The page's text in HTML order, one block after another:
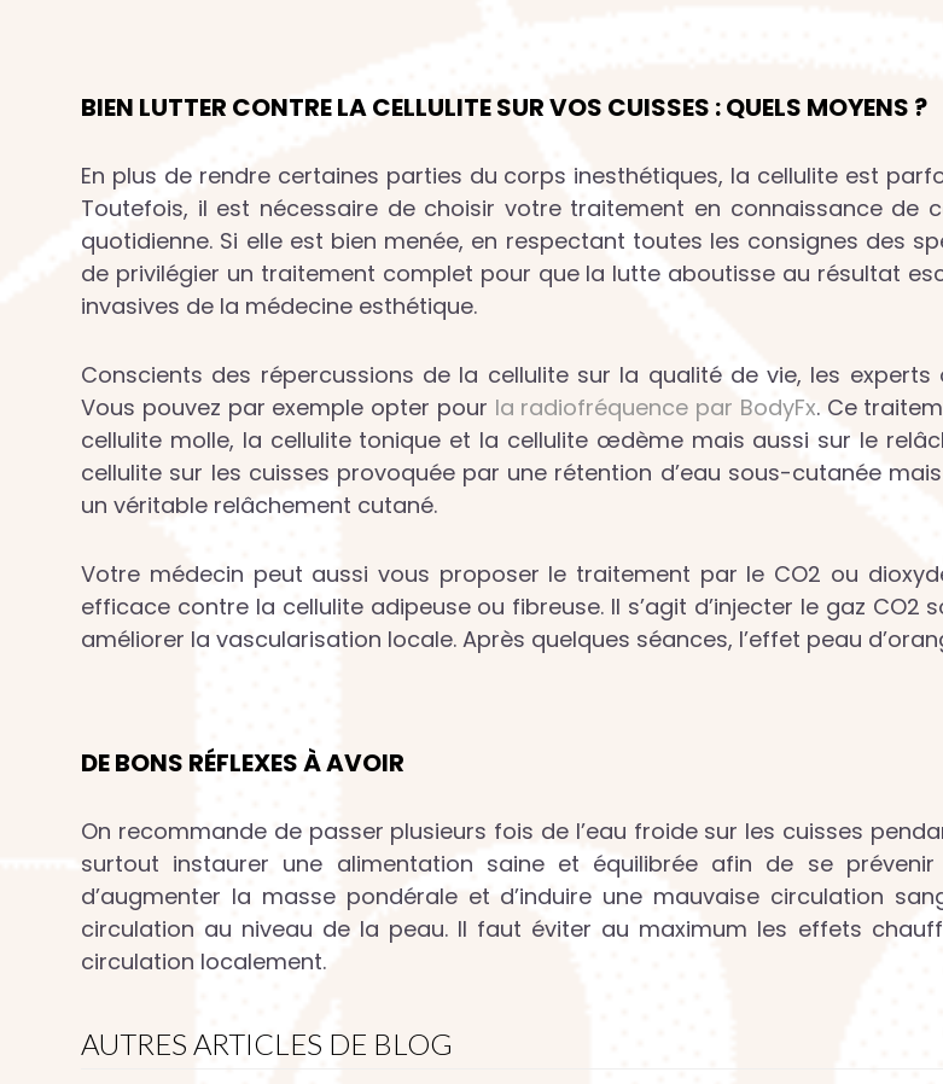
BIEN LUTTER CONTRE LA CELLULITE SUR VOS CUISSES : QUELS MOYENS ?
En plus de rendre certaines parties du corps inesthétiques, la cellulite est
Toutefois, il est nécessaire de choisir votre traitement en connaissance
quotidienne. Si elle est bien menée, en respectant toutes les consignes des
de privilégier un traitement complet pour que la lutte aboutisse au résultat
invasives de la médecine esthétique.
Conscients des répercussions de la cellulite sur la qualité de vie, les
Vous pouvez par exemple opter pour la radiofréquence par BodyFx. Ce
cellulite molle, la cellulite tonique et la cellulite œdème mais aussi sur le
cellulite sur les cuisses provoquée par une rétention d’eau sous-cutanée
un véritable relâchement cutané.
Votre médecin peut aussi vous proposer le traitement par le CO2 ou
efficace contre la cellulite adipeuse ou fibreuse. Il s’agit d’injecter le gaz
améliorer la vascularisation locale. Après quelques séances, l’effet peau
DE BONS RÉFLEXES À AVOIR
On recommande de passer plusieurs fois de l’eau froide sur les cuisses
surtout instaurer une alimentation saine et équilibrée afin de se
d’augmenter la masse pondérale et d’induire une mauvaise circulation
circulation au niveau de la peau. Il faut éviter au maximum les effets
circulation localement.
AUTRES ARTICLES DE BLOG